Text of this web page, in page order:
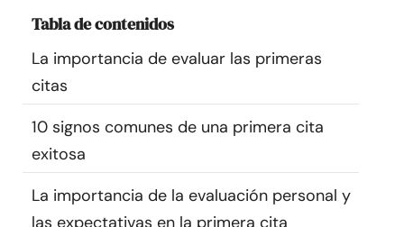
Comunidad
Encuentra un terapeuta
Idioma
Tabla de contenidos
La importancia de evaluar las primeras
citas
10 signos comunes de una primera cita
exitosa
La importancia de la evaluación personal y